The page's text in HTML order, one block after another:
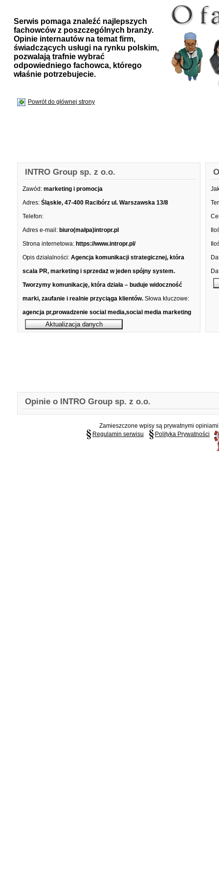
Serwis pomaga znaleźć najlepszych
fachowców z poszczególnych branży.
Opinie internautów na temat firm,
świadczących usługi na rynku polskim,
pozwalają trafnie wybrać
odpowiedniego fachowca, którego
właśnie potrzebujecie.
Powrót do głównej strony
INTRO Group sp. z o.o.
Zawód: marketing i promocja
Adres: Śląskie, 47-400 Racibórz ul. Warszawska 13/8
Telefon:
Adres e-mail: biuro(małpa)intropr.pl
Strona internetowa: https://www.intropr.pl/
Opis działalności: Agencja komunikacji strategicznej, która
scala PR, marketing i sprzedaż w jeden spójny system.
Tworzymy komunikację, która działa – buduje widoczność
marki, zaufanie i realnie przyciąga klientów. Słowa kluczowe:
agencja pr,prowadzenie social media,social media marketing
Opinie o INTRO Group sp. z o.o.
Zamieszczone wpisy są prywatnymi
Regulamin serwisu
Polityka Prywatności